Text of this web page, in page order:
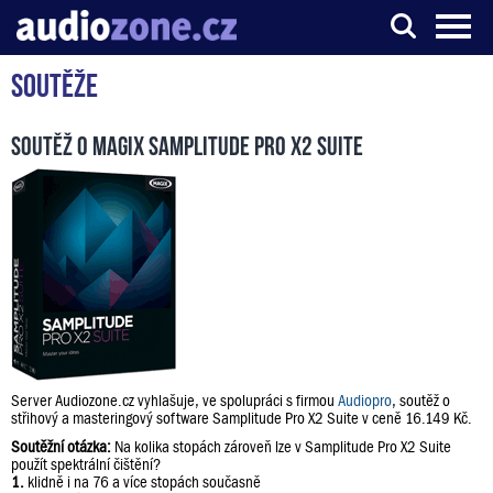
Server o digitálním zpracování zvuku
Soutěže
Soutěž o Magix Samplitude Pro X2 Suite
Server Audiozone.cz vyhlašuje, ve spolupráci s firmou Audiopro, soutěž o
střihový a masteringový software Samplitude Pro X2 Suite v ceně 16.149 Kč.
Soutěžní otázka: Na kolika stopách zároveň lze v Samplitude Pro X2 Suite
použít spektrální čištění?
1. klidně i na 76 a více stopách současně